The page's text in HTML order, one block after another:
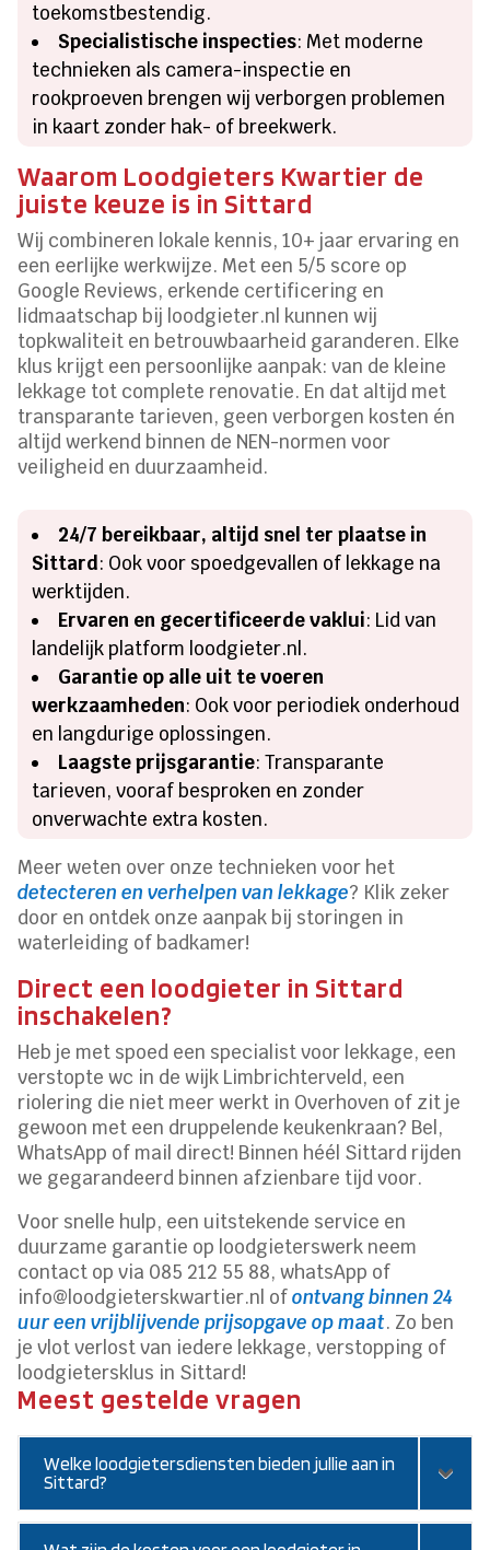
toekomstbestendig.
Specialistische inspecties: Met moderne
technieken als camera-inspectie en
rookproeven brengen wij verborgen problemen
in kaart zonder hak- of breekwerk.
Waarom Loodgieters Kwartier de
juiste keuze is in Sittard
Wij combineren lokale kennis, 10+ jaar ervaring en
een eerlijke werkwijze. Met een 5/5 score op
Google Reviews, erkende certificering en
lidmaatschap bij loodgieter.nl kunnen wij
topkwaliteit en betrouwbaarheid garanderen. Elke
klus krijgt een persoonlijke aanpak: van de kleine
lekkage tot complete renovatie. En dat altijd met
transparante tarieven, geen verborgen kosten én
altijd werkend binnen de NEN-normen voor
veiligheid en duurzaamheid.
24/7 bereikbaar, altijd snel ter plaatse in
Sittard: Ook voor spoedgevallen of lekkage na
werktijden.
Ervaren en gecertificeerde vaklui: Lid van
landelijk platform loodgieter.nl.
Garantie op alle uit te voeren
werkzaamheden: Ook voor periodiek onderhoud
en langdurige oplossingen.
Laagste prijsgarantie: Transparante
tarieven, vooraf besproken en zonder
onverwachte extra kosten.
Meer weten over onze technieken voor het
detecteren en verhelpen van lekkage? Klik zeker
door en ontdek onze aanpak bij storingen in
waterleiding of badkamer!
Direct een loodgieter in Sittard
inschakelen?
Heb je met spoed een specialist voor lekkage, een
verstopte wc in de wijk Limbrichterveld, een
riolering die niet meer werkt in Overhoven of zit je
gewoon met een druppelende keukenkraan? Bel,
WhatsApp of mail direct! Binnen héél Sittard rijden
we gegarandeerd binnen afzienbare tijd voor.
Voor snelle hulp, een uitstekende service en
duurzame garantie op loodgieterswerk neem
contact op via 085 212 55 88, whatsApp of
info@loodgieterskwartier.nl ofontvang binnen 24
uur een vrijblijvende prijsopgave op maat. Zo ben
je vlot verlost van iedere lekkage, verstopping of
loodgietersklus in Sittard!
Meest gestelde vragen
Welke loodgietersdiensten bieden jullie aan in
Sittard?